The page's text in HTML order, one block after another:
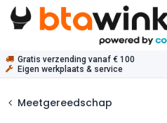
Overslaan naar inhoud
Gratis verzending vanaf € 100
Eigen werkplaats & service
Meetgereedschap